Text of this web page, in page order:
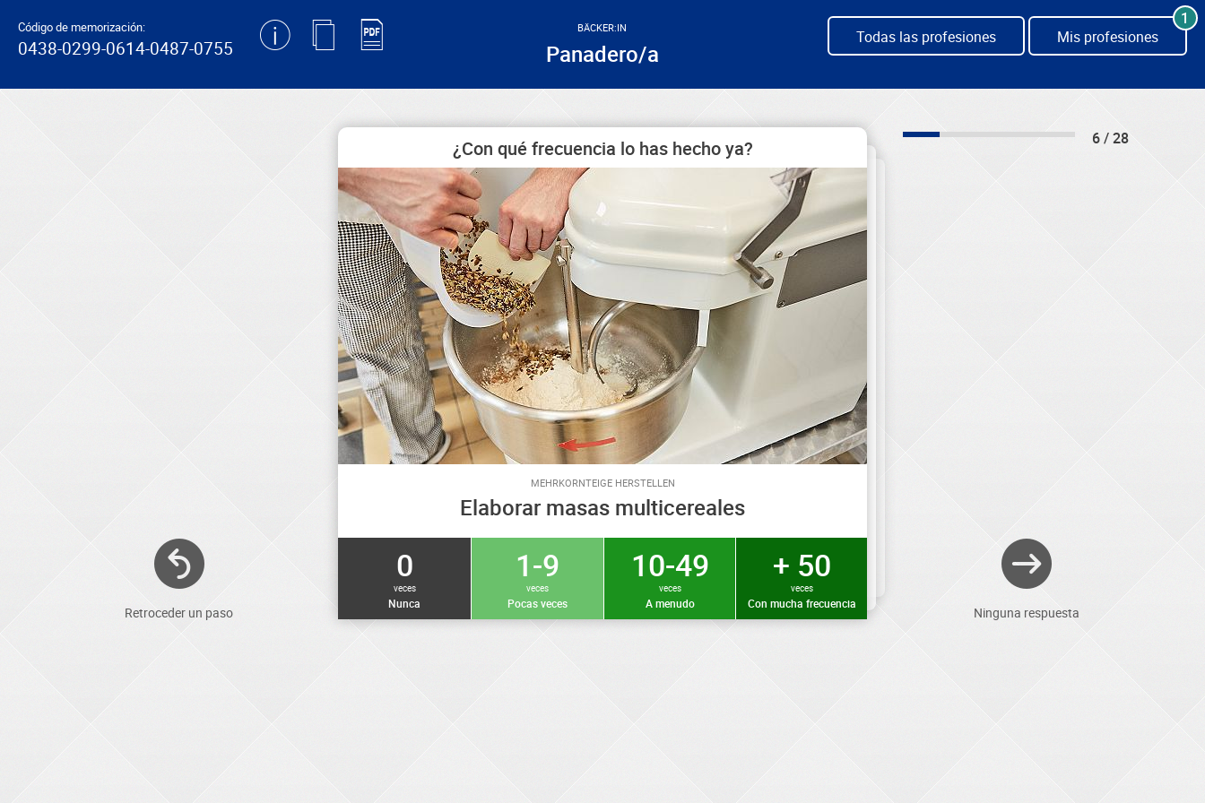
Código de memorización:
0438-0299-0614-0487-0755
BÄCKER:IN
Panadero/a
Todas las profesiones Mis profesiones
1
Retroceder un paso
¿Con qué frecuencia lo has hecho ya?
MEHRKORNTEIGE HERSTELLEN
Elaborar masas multicereales
0
veces
Nunca
1-9
veces
Pocas veces
10-49
veces
A menudo
+ 50
veces
Con mucha frecuencia
6 / 28
Ninguna respuesta